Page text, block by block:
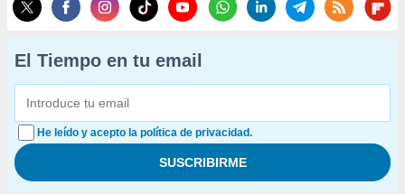
El Tiempo en tu email
He leído y acepto la política de privacidad.